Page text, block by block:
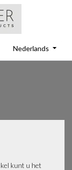
Nederlands
kunt u het